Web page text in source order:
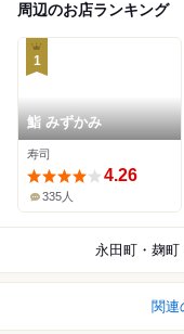
周辺のお店ランキング
1
鮨 みずかみ
寿司
4.26
335人
永田町・麹町
関連